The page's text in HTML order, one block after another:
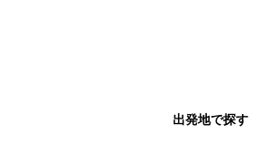
出発地で探す